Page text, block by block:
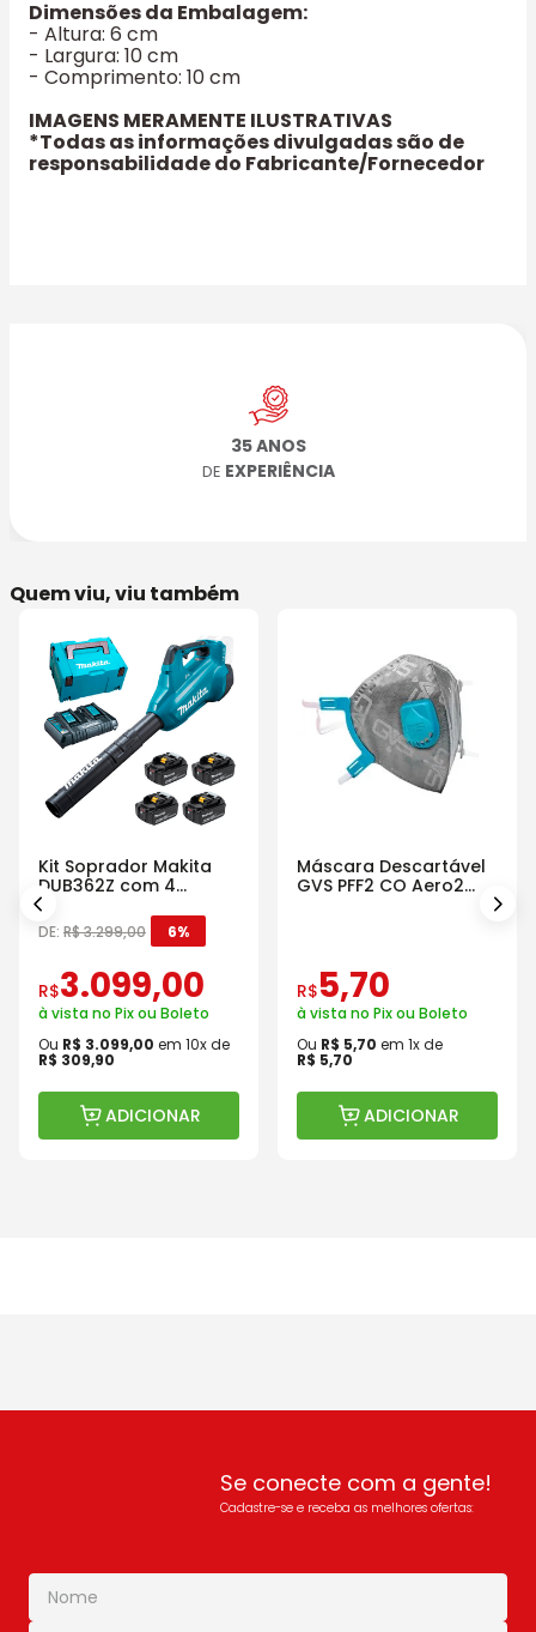
Dimensões da Embalagem:
- Altura: 6 cm
- Largura: 10 cm
- Comprimento: 10 cm
IMAGENS MERAMENTE ILUSTRATIVAS
*Todas as informações divulgadas são de
responsabilidade do Fabricante/Fornecedor
35 ANOS
DE EXPERIÊNCIA
Quem viu, viu também
Kit Soprador Makita
DUB362Z com 4
Baterias Carregador e
Maleta
DE: R$3.299,00 6%
R$3.099,00
à vista no Pix ou Boleto
Ou R$ 3.099,00 em 10x de
R$ 309,90
ADICIONAR
Máscara Descartável
GVS PFF2 CO Aero2
R$5,70
à vista no Pix ou Boleto
Ou R$ 5,70 em 1x de
R$ 5,70
ADICIONAR
Se conecte com a gente!
Cadastre-se e receba as melhores ofertas: